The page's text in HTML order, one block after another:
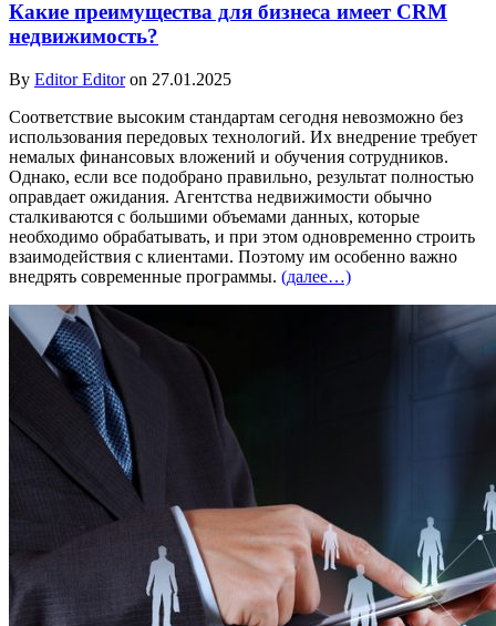
Какие преимущества для бизнеса имеет CRM
недвижимость?
By Editor Editoron 27.01.2025
Соответствие высоким стандартам сегодня невозможно без
использования передовых технологий. Их внедрение требует
немалых финансовых вложений и обучения сотрудников.
Однако, если все подобрано правильно, результат полностью
оправдает ожидания. Агентства недвижимости обычно
сталкиваются с большими объемами данных, которые
необходимо обрабатывать, и при этом одновременно строить
взаимодействия с клиентами. Поэтому им особенно важно
внедрять современные программы. (далее…)